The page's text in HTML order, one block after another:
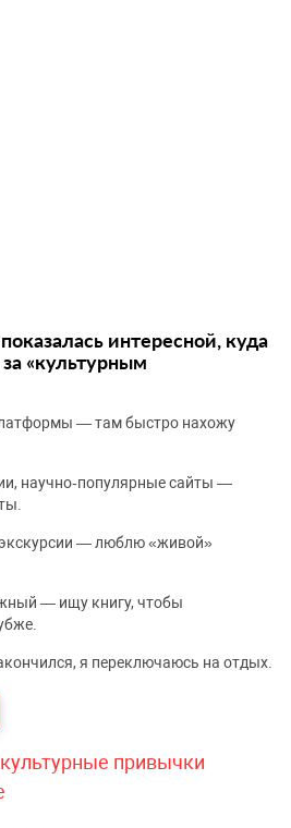
интересной, куда
«культурным
— там быстро нахожу
научно‑популярные сайты —
— люблю «живой»
— ищу книгу, чтобы
я переключаюсь на отдых.
привычки